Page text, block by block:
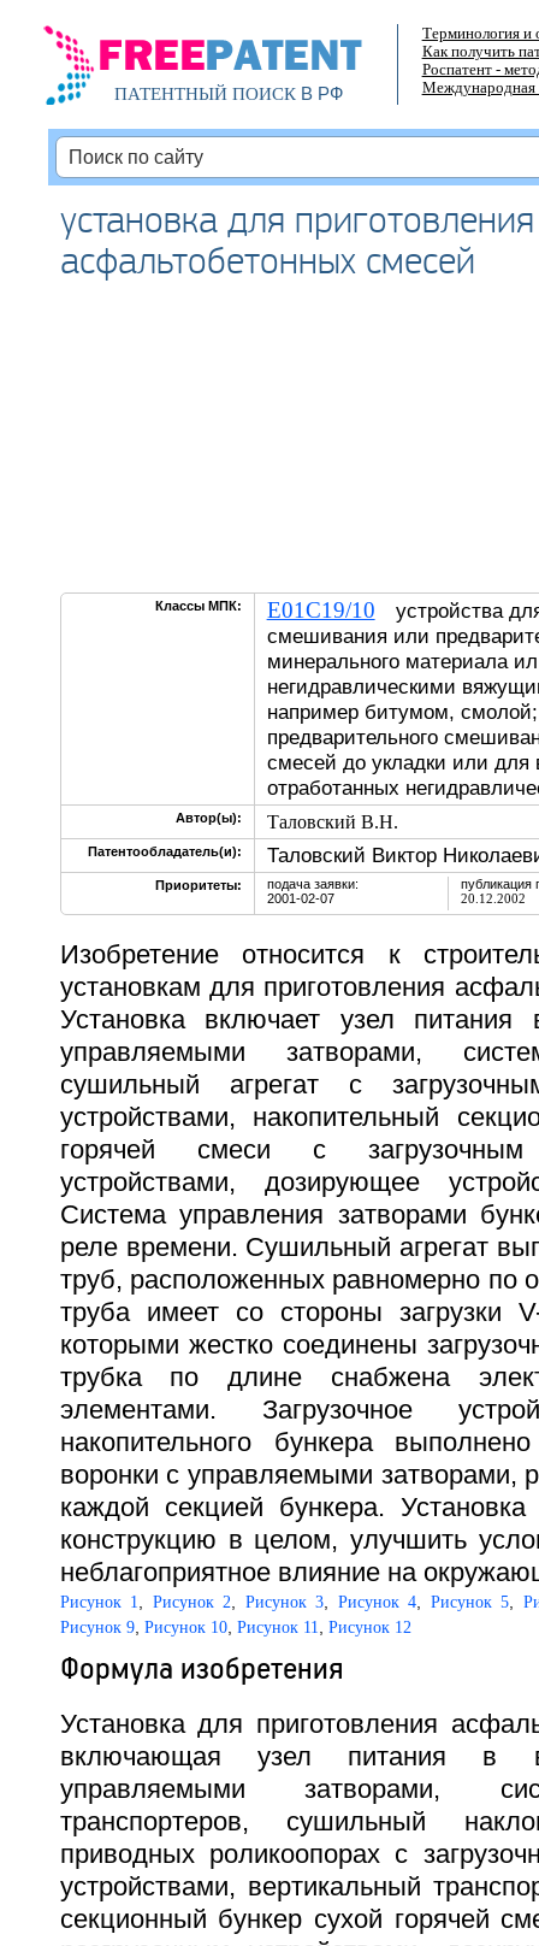
ПАТЕНТНЫЙ ПОИСКВ РФ
Терминология и
Как получить
Роспатент -
Международная
установка для приготовления
асфальтобетонных смесей
Классы МПК: E01C19/10 устройства
смешивания или
минерального материала
негидравлическими
например битумом, смолой;
предварительного
смесей до укладки или для
отработанных
Автор(ы): Таловский В.Н.
Патентообладатель(и): Таловский Виктор
Приоритеты:
подача заявки:
2001-02-07
публикация
20.12.2002
Изобретение относится к
установкам для приготовления
Установка включает узел
управляемыми затворами,
сушильный агрегат с
устройствами, накопительный
горячей смеси с
устройствами, дозирующее
Система управления затворами
реле времени. Сушильный агрегат
труб, расположенных равномерно по
труба имеет со стороны загрузки
которыми жестко соединены
трубка по длине снабжена
элементами. Загрузочное
накопительного бункера
воронки с управляемыми затворами,
каждой секцией бункера. Установка
конструкцию в целом, улучшить
неблагоприятное влияние на
Рисунок 1 Рисунок 2 Рисунок 3 Рисунок 4 Рисунок 5
Рисунок 9, Рисунок 10, Рисунок 11 Рисунок 12
Формула изобретения
Установка для приготовления
включающая узел питания в
управляемыми затворами,
транспортеров, сушильный
приводных роликоопорах с
устройствами, вертикальный
секционный бункер сухой горячей